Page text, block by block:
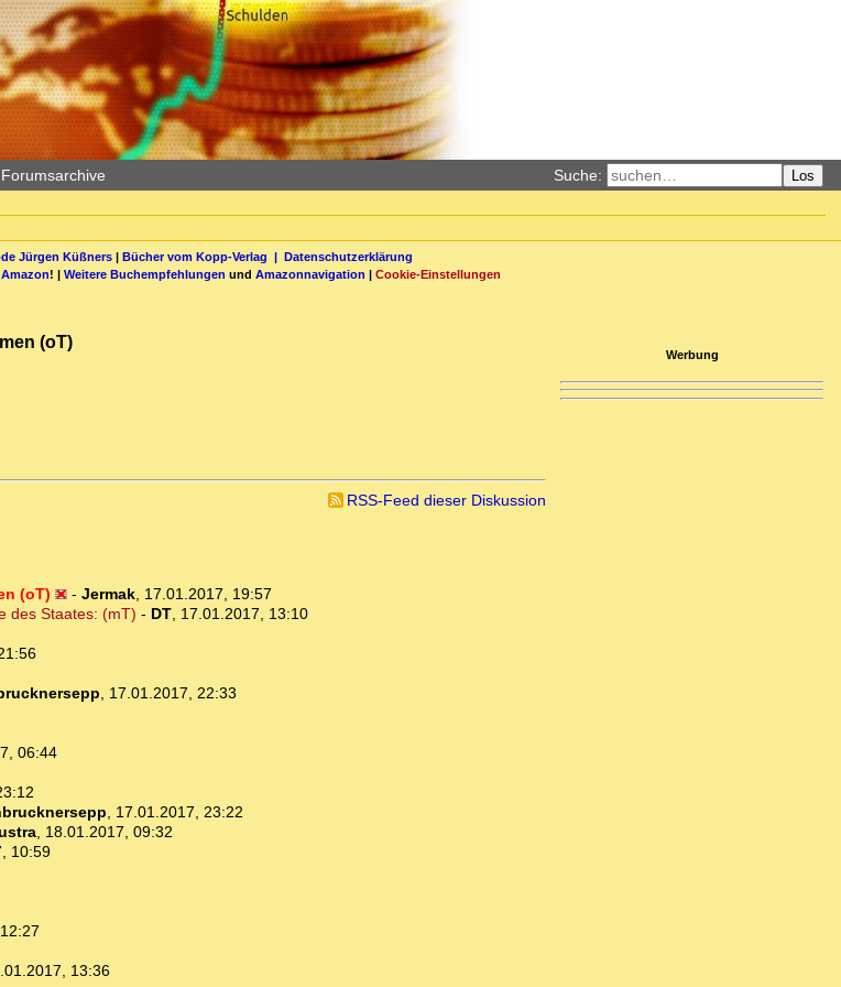
Forumsarchive Suche: Los
Jürgen Küßners| Bücher vom Kopp-Verlag | Datenschutzerklärung
! | Weitere Buchempfehlungen und Amazonnavigation | Cookie-Einstellungen
(oT)
RSS-Feed dieser Diskussion
(oT)
- Jermak, 17.01.2017, 19:57
des Staates: (mT) - DT, 17.01.2017, 13:10
, 17.01.2017, 22:33
06:44
, 17.01.2017, 23:22
, 18.01.2017, 09:32
10:59
13:36
Werbung